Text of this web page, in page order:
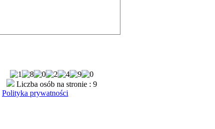
Liczba osób na stronie : 9
Polityka prywatności